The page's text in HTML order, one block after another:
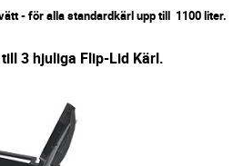
- för alla standardkärl upp till 1100 liter.
3 hjuliga Flip-Lid Kärl.